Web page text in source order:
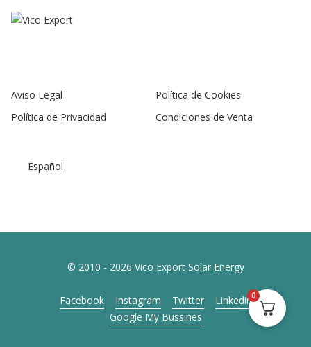
Aviso Legal
Política de Cookies
Política de Privacidad
Condiciones de Venta
Español
© 2010 - 2026 Vico Export Solar Energy
Facebook Instagram Twitter
Linkedin
Google My Bussines
0